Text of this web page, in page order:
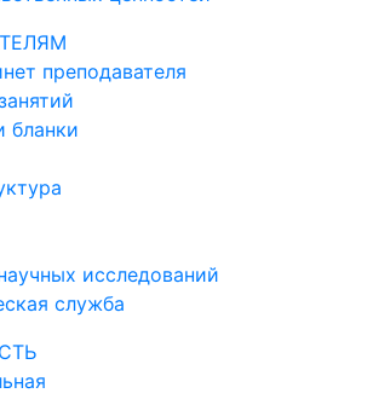
преподавателя
исследований
служба